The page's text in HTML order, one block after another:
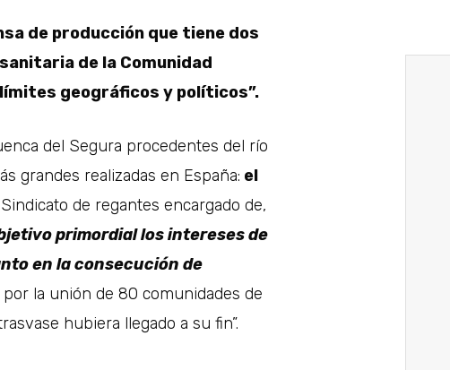
de producción que tiene dos
de la Comunidad
geográficos y políticos”.
del Segura procedentes del río
grandes realizadas en España: el
de regantes encargado de,
primordial los intereses de
en la consecución de
por la unión de 80 comunidades de
hubiera llegado a su fin”.